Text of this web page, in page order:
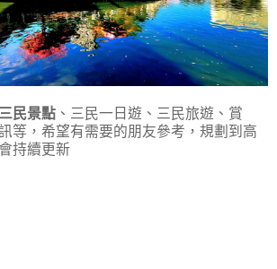
民景點 、三民一日遊、三民旅遊、賞
等，希望有需要的朋友參考，規劃到高
持續更新